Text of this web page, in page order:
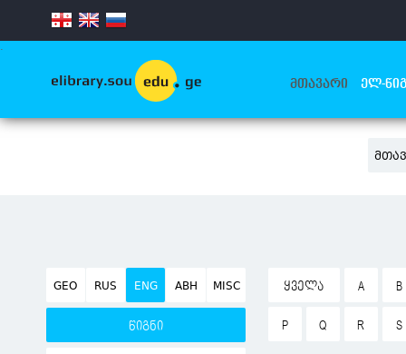
.
ᲛᲗᲐᲕᲐᲠᲘ ᲔᲚ-
GEO RUS ENG ABH MISC
წიგნი
ᲧᲕᲔᲚᲐ A B
P Q R S